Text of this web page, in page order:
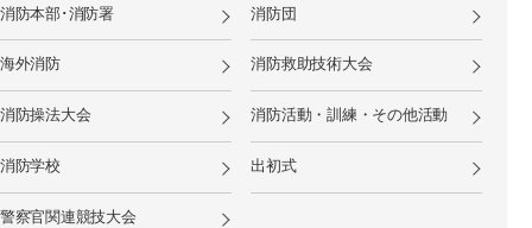
消防本部･消防署 消防団
海外消防 消防救助技術大会
消防操法大会 消防活動・訓練・その他活動
消防学校 出初式
警察官関連競技大会